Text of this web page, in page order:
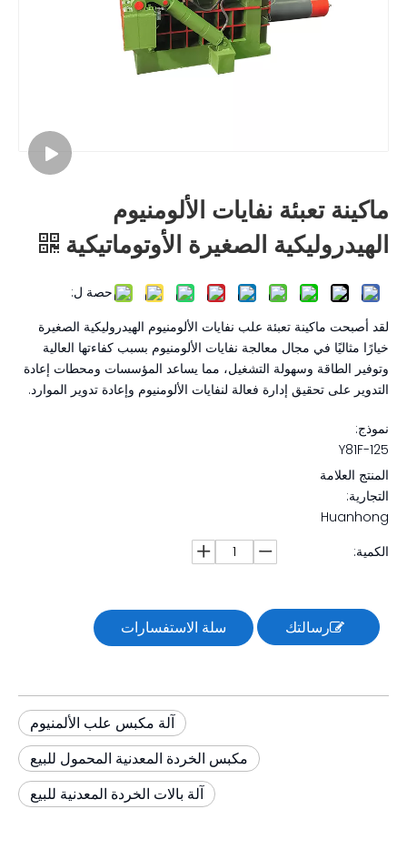
ماكينة تعبئة نفايات الألومنيوم
الهيدروليكية الصغيرة الأوتوماتيكية
حصة ل:
لقد أصبحت ماكينة تعبئة علب نفايات الألومنيوم الهيدروليكية الصغيرة
خيارًا مثاليًا في مجال معالجة نفايات الألومنيوم بسبب كفاءتها العالية
وتوفير الطاقة وسهولة التشغيل، مما يساعد المؤسسات ومحطات إعادة
التدوير على تحقيق إدارة فعالة لنفايات الألومنيوم وإعادة تدوير الموارد.
نموذج:
Y81F-125
المنتج العلامة
التجارية:
Huanhong
الكمية:
رسالتك سلة الاستفسارات
آلة مكبس علب الألمنيوم
مكبس الخردة المعدنية المحمول للبيع
آلة بالات الخردة المعدنية للبيع